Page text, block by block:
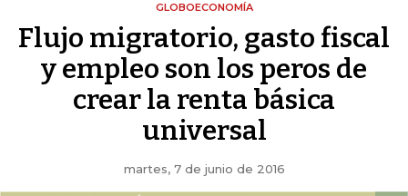
GLOBOECONOMÍA
Flujo migratorio, gasto fiscal
y empleo son los peros de
crear la renta básica
universal
martes, 7 de junio de 2016